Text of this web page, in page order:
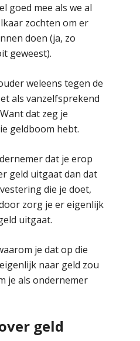
goed mee als we al
zochten om er
doen (ja, zo
geweest).
weleens tegen de
als vanzelfsprekend
dat zeg je
geldboom hebt.
dat je erop
geld uitgaat dan dat
die je doet,
zorg je er eigenlijk
uitgaat.
je dat op die
naar geld zou
je als ondernemer
geld